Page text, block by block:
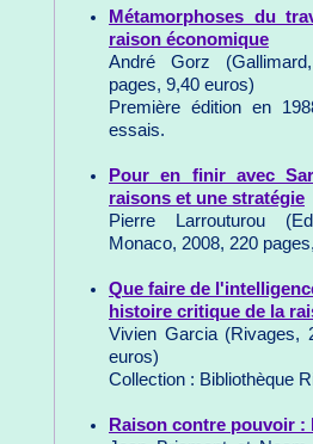
Métamorphoses du
raison économique
André Gorz
pages, 9,40 euros)
Première édition en
essais.
Pour en finir avec
raisons et une stratégie
Pierre Larrouturou
Monaco, 2008, 220
Que faire de
histoire critique de la
Vivien Garcia (Rivages,
euros)
Collection : Bibliothèque
Raison contre pouvoir :